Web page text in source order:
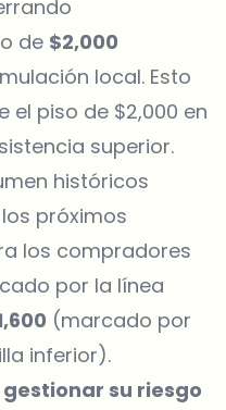
de $2,000
local. Esto
piso de $2,000 en
superior.
históricos
próximos
los compradores
por la línea
(marcado por
inferior).
su riesgo